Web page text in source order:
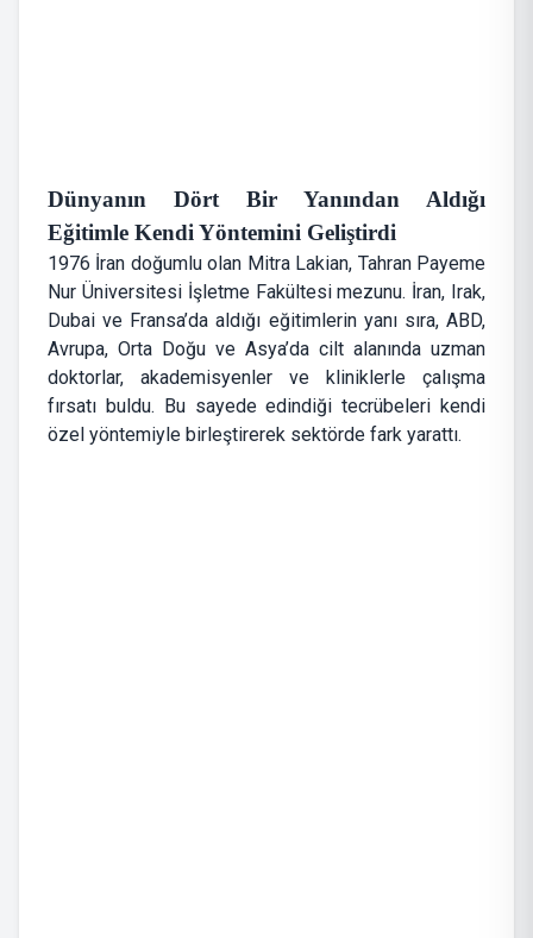
Dünyanın Dört Bir Yanından Aldığı
Eğitimle Kendi Yöntemini Geliştirdi
1976 İran doğumlu olan Mitra Lakian, Tahran Payeme
Nur Üniversitesi İşletme Fakültesi mezunu. İran, Irak,
Dubai ve Fransa’da aldığı eğitimlerin yanı sıra, ABD,
Avrupa, Orta Doğu ve Asya’da cilt alanında uzman
doktorlar, akademisyenler ve kliniklerle çalışma
fırsatı buldu. Bu sayede edindiği tecrübeleri kendi
özel yöntemiyle birleştirerek sektörde fark yarattı.